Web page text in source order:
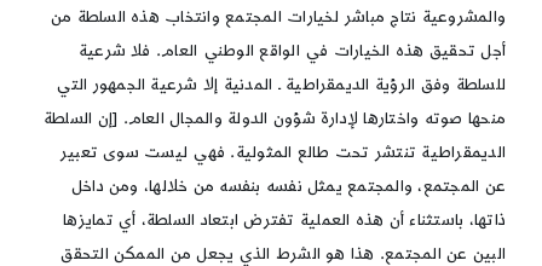
والمشروعية نتاج مباشر لخيارات المجتمع وانتخاب هذه السلطة من
أجل تحقيق هذه الخيارات في الواقع الوطني العام. فلا شرعية
للسلطة وفق الرؤية الديمقراطية ـ المدنية إلا شرعية الجمهور التي
منحها صوته واختارها لإدارة شؤون الدولة والمجال العام. [إن السلطة
الديمقراطية تنتشر تحت طالع المثولية. فهي ليست سوى تعبير
عن المجتمع، والمجتمع يمثل نفسه بنفسه من خلالها، ومن داخل
ذاتها، باستثناء أن هذه العملية تفترض ابتعاد السلطة، أي تمايزها
البين عن المجتمع. هذا هو الشرط الذي يجعل من الممكن التحقق